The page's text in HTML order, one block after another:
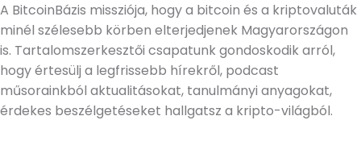
A BitcoinBázis missziója, hogy a bitcoin és a kriptovaluták
minél szélesebb körben elterjedjenek Magyarországon
is. Tartalomszerkesztői csapatunk gondoskodik arról,
hogy értesülj a legfrissebb hírekről, podcast
műsorainkból aktualitásokat, tanulmányi anyagokat,
érdekes beszélgetéseket hallgatsz a kripto-világból.